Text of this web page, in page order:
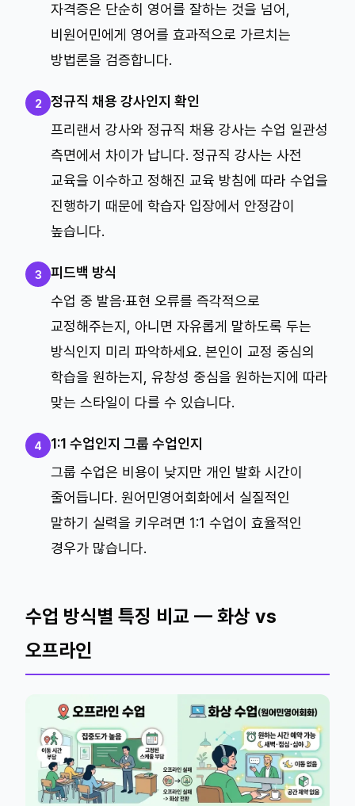
자격증은 단순히 영어를 잘하는 것을 넘어,
비원어민에게 영어를 효과적으로 가르치는
방법론을 검증합니다.
2
정규직 채용 강사인지 확인
프리랜서 강사와 정규직 채용 강사는 수업 일관성
측면에서 차이가 납니다. 정규직 강사는 사전
교육을 이수하고 정해진 교육 방침에 따라 수업을
진행하기 때문에 학습자 입장에서 안정감이
높습니다.
3
피드백 방식
수업 중 발음·표현 오류를 즉각적으로
교정해주는지, 아니면 자유롭게 말하도록 두는
방식인지 미리 파악하세요. 본인이 교정 중심의
학습을 원하는지, 유창성 중심을 원하는지에 따라
맞는 스타일이 다를 수 있습니다.
4
1:1 수업인지 그룹 수업인지
그룹 수업은 비용이 낮지만 개인 발화 시간이
줄어듭니다. 원어민영어회화에서 실질적인
말하기 실력을 키우려면 1:1 수업이 효율적인
경우가 많습니다.
수업 방식별 특징 비교 — 화상 vs
오프라인